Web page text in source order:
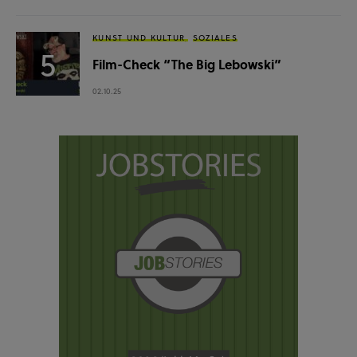
KUNST UND KULTUR SOZIALES
Film-Check “The Big Lebowski”
02.10.25